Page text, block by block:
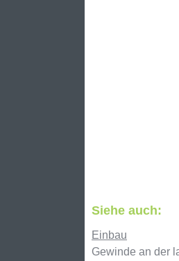
Siehe auch:
Einbau
Gewinde an der